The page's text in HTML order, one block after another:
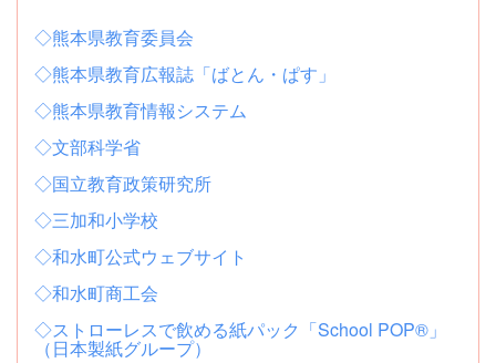
◇熊本県教育委員会
◇熊本県教育広報誌「ばとん・ぱす」
◇熊本県教育情報システム
◇文部科学省
◇国立教育政策研究所
◇三加和小学校
◇和水町公式ウェブサイト
◇和水町商工会
◇ストローレスで飲める紙パック「School POP®」
（日本製紙グループ）